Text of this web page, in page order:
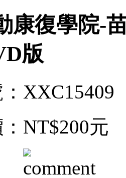
康復學院-
版
XXC15409
NT$200元